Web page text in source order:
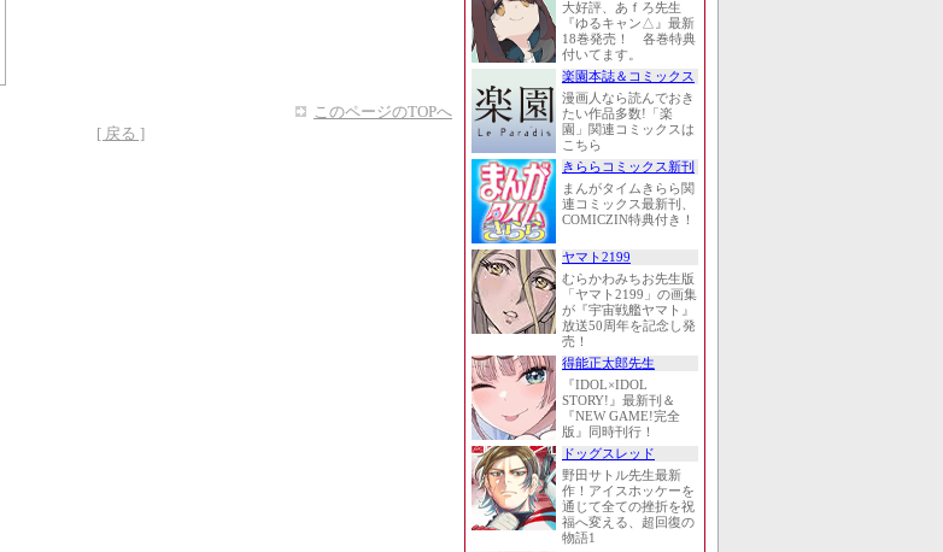
このページのTOPへ
[ 戻る ]
大好評、あｆろ先生
『ゆるキャン△』最新
18巻発売！ 各巻特典
付いてます。
楽園本誌＆コミックス
漫画人なら読んでおき
たい作品多数!「楽
園」関連コミックスは
こちら
きららコミックス新刊
まんがタイムきらら関
連コミックス最新刊、
COMICZIN特典付き！
ヤマト2199
むらかわみちお先生版
「ヤマト2199」の画集
が『宇宙戦艦ヤマト』
放送50周年を記念し発
売！
得能正太郎先生
『IDOL×IDOL
STORY!』最新刊＆
『NEW GAME!完全
版』同時刊行！
ドッグスレッド
野田サトル先生最新
作！アイスホッケーを
通じて全ての挫折を祝
福へ変える、超回復の
物語1